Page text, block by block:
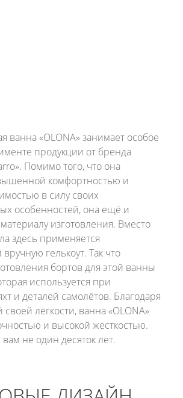
ванна «OLONA» занимает особое
продукции от бренда
Помимо того, что она
комфортностью и
в силу своих
особенностей, она ещё и
изготовления. Вместо
здесь применяется
гелькоут. Так что
бортов для этой ванны
используется при
и деталей самолётов. Благодаря
лёгкости, ванна «OLONA»
и высокой жесткостью.
не один десяток лет.